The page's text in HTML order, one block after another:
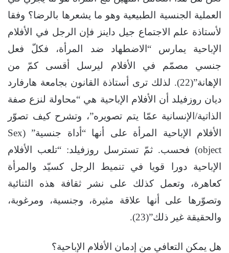
العملية الجنسية الطبيعية وهو ما يشعرها بالرضا؟ وفقا
لأستاذة علم الاجتماع جيل داينز فإن الرجل في الأفلام
الإباحية يمارس “الاضطهاد ضد المرأة، فكلّ فعل
جنسي مصمّم في الأفلام ليرسل أقسى كمّ من
الإهانة”(22). لذلك ترى أستاذة القانون بجامعة هارفارد
ديان روزفيلد أن الأفلام الإباحية هي “محاولة لنزع صفة
الذاتية/الإنسانية عمّا يتم تصويره”، وتشرح كيف تصوّر
الأفلام الإباحية المرأة على أنها “أداة جنسية” (Sex
object) فحسب. ثمّ تسترسل روزفيلد: “تلعب الأفلام
الإباحية دورا قويا في تنميط الرجل كسيّد والمرأة
كعاهرة، وتعمل كذلك على نشر ثقافة هذه الثنائية
وتصوّرها على أنها علاقة مثيرة، وجنسية، ومرغوبة،
والحقيقة غير ذلك”(23).
هل يمكن التعافي من إدمان الأفلام الإباحية؟